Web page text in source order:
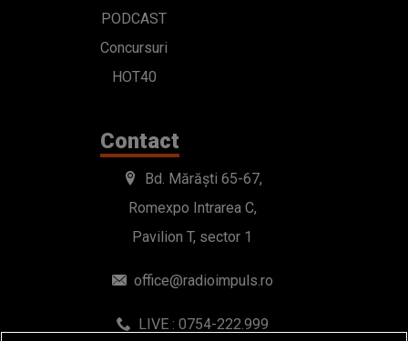
PODCAST
Concursuri
HOT40
Contact
Bd. Mărăști 65-67,
Romexpo Intrarea C,
Pavilion T, sector 1
office@radioimpuls.ro
LIVE : 0754-222.999